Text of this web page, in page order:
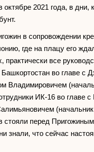
октябре 2021 года, в дни,
в сопровождении
где на плацу его
практически все
Башкортостан во главе с
Владимировичем
ИК-16 во главе
стояли перед
знали, что сейчас